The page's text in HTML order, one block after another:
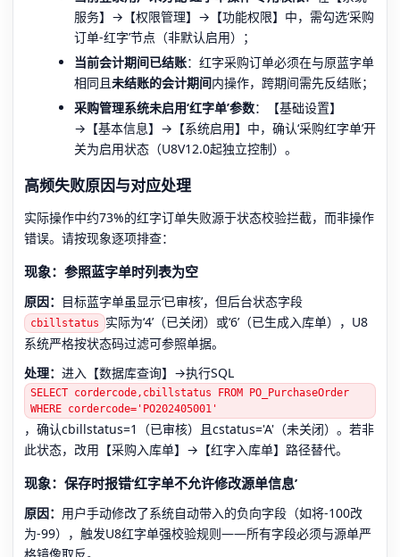
服务】→【权限管理】→【功能权限】中，需勾选‘采购
订单-红字’节点（非默认启用）；
当前会计期间已结账：红字采购订单必须在与原蓝字单
相同且未结账的会计期间内操作，跨期间需先反结账；
采购管理系统未启用‘红字单’参数：【基础设置】
→【基本信息】→【系统启用】中，确认‘采购红字单’开
关为启用状态（U8V12.0起独立控制）。
高频失败原因与对应处理
实际操作中约73%的红字订单失败源于状态校验拦截，而非操作
错误。请按现象逐项排查：
现象：参照蓝字单时列表为空
原因： 目标蓝字单虽显示‘已审核’，但后台状态字段
cbillstatus
实际为‘4’（已关闭）或‘6’（已生成入库单），U8
系统严格按状态码过滤可参照单据。
处理： 进入【数据库查询】→执行SQL
SELECT cordercode,cbillstatus FROM PO_PurchaseOrder
WHERE cordercode='PO202405001'
，确认cbillstatus=1（已审核）且cstatus='A'（未关闭）。若非
此状态，改用【采购入库单】→【红字入库单】路径替代。
现象：保存时报错‘红字单不允许修改源单信息’
原因： 用户手动修改了系统自动带入的负向字段（如将-100改
为-99），触发U8红字单强校验规则——所有字段必须与源单严